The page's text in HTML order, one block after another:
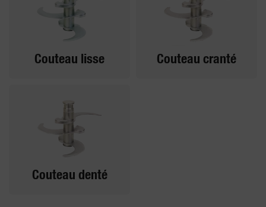
Couteau lisse Couteau cranté
Couteau denté